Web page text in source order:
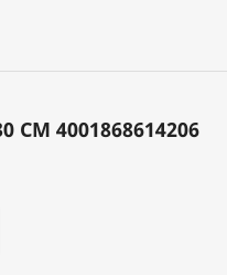
CM 4001868614206